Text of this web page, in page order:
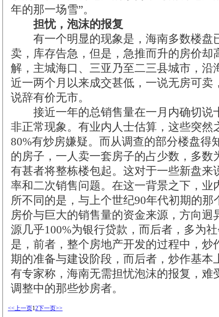
年的那一场雪”。
担忧，泡沫的报复
有一个明显的现象是，海南多数楼盘
卖，库存告急，但是，急推而升的房价却
解，主城海口、三亚乃至二三县城市，沿
近一两个月以来成交甚低，一说无房可卖
说辞有价无市。
接近一年的总销售量在一月内确切说
非正常现象。有业内人士估算，这些突然
80%有炒房嫌疑。而从调查的部分楼盘得
的房子，一人卖一套房子的占少数，多数
有甚者将整栋楼包起。这对于一些新盘来
率和二次销售问题。在这一背景之下，业
所不同的是，与上个世纪90年代初期的那
房价与巨大的销售量的资金来源，方向迥
源几乎100%为银行贷款，而后者，多为
是，前者，整个房地产开发的过程中，炒
期的准备与建设阶段，而后者，炒作基本
有专家称，海南无需担忧泡沫的报复，难
调整中的那些炒房者。
<<上一页12下一页>>